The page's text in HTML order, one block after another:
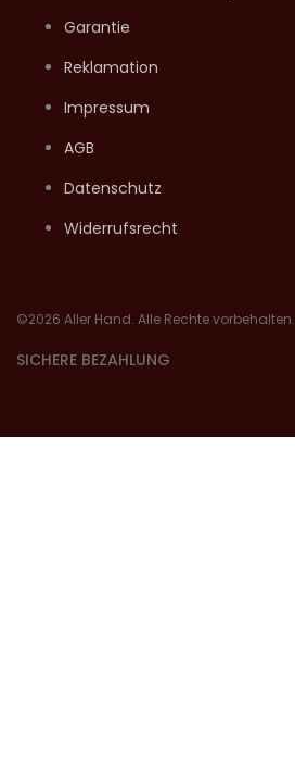
Garantie
Reklamation
Impressum
AGB
Datenschutz
Widerrufsrecht
©2026 Aller Hand. Alle Rechte vorbehalten.
SICHERE BEZAHLUNG